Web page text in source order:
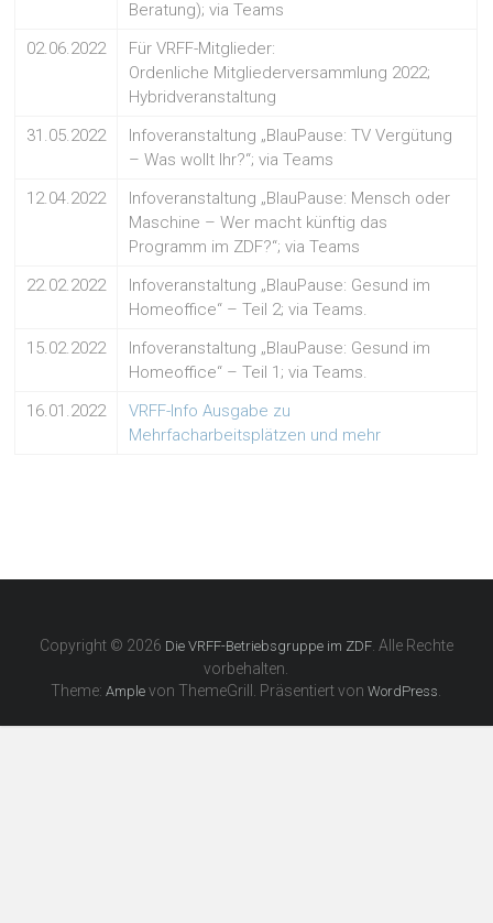
Beratung); via Teams
02.06.2022
Für VRFF-Mitglieder:
Ordenliche Mitgliederversammlung 2022;
Hybridveranstaltung
31.05.2022
Infoveranstaltung „BlauPause: TV Vergütung
– Was wollt Ihr?“; via Teams
12.04.2022
Infoveranstaltung „BlauPause: Mensch oder
Maschine – Wer macht künftig das
Programm im ZDF?“; via Teams
22.02.2022
Infoveranstaltung „BlauPause: Gesund im
Homeoffice“ – Teil 2; via Teams.
15.02.2022
Infoveranstaltung „BlauPause: Gesund im
Homeoffice“ – Teil 1; via Teams.
16.01.2022
VRFF-Info Ausgabe zu
Mehrfacharbeitsplätzen und mehr
Copyright © 2026 Die VRFF-Betriebsgruppe im ZDF. Alle Rechte
vorbehalten.
Theme:Ample von ThemeGrill. Präsentiert vonWordPress